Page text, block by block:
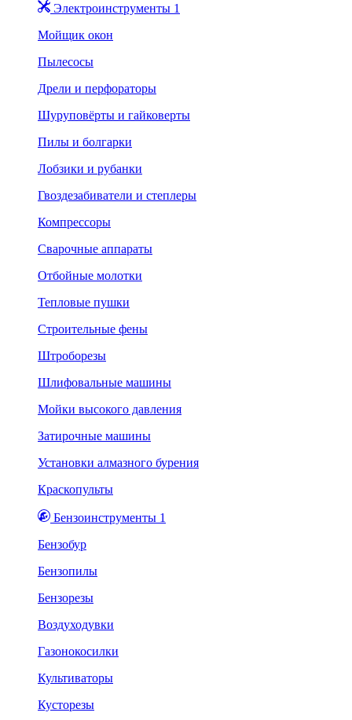
Электроинструменты 1
Мойщик окон
Пылесосы
Дрели и перфораторы
Шуруповёрты и гайковерты
Пилы и болгарки
Лобзики и рубанки
Гвоздезабиватели и степлеры
Компрессоры
Сварочные аппараты
Отбойные молотки
Тепловые пушки
Строительные фены
Штроборезы
Шлифовальные машины
Мойки высокого давления
Затирочные машины
Установки алмазного бурения
Краскопульты
Бензоинструменты 1
Бензобур
Бензопилы
Бензорезы
Воздуходувки
Газонокосилки
Культиваторы
Кусторезы